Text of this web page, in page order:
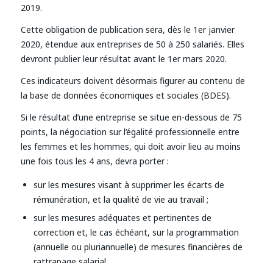
2019.
Cette obligation de publication sera, dès le 1er janvier
2020, étendue aux entreprises de 50 à 250 salariés. Elles
devront publier leur résultat avant le 1er mars 2020.
Ces indicateurs doivent désormais figurer au contenu de
la base de données économiques et sociales (BDES).
Si le résultat d’une entreprise se situe en-dessous de 75
points, la négociation sur l’égalité professionnelle entre
les femmes et les hommes, qui doit avoir lieu au moins
une fois tous les 4 ans, devra porter :
sur les mesures visant à supprimer les écarts de
rémunération, et la qualité de vie au travail ;
sur les mesures adéquates et pertinentes de
correction et, le cas échéant, sur la programmation
(annuelle ou pluriannuelle) de mesures financières de